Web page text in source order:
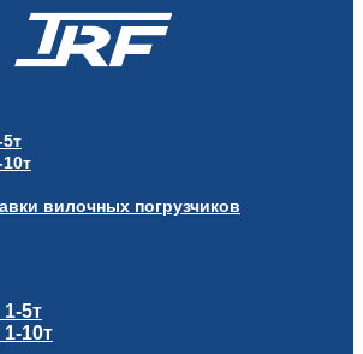
вилочных погрузчиков
5т
10т